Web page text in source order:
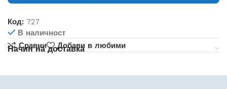
Код: 727
В наличност
Сравни
Добави в любими
Начин на доставка